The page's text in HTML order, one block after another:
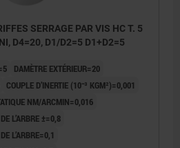
SERRAGE PAR VIS HC T. 5
D4=20, D1/D2=5 D1+D2=5
DAMÈTRE EXTÉRIEUR=20
COUPLE D’INERTIE (10⁻³ KGM²)=0,001
NM/ARCMIN=0,016
L’ARBRE ±=0,8
L’ARBRE=0,1